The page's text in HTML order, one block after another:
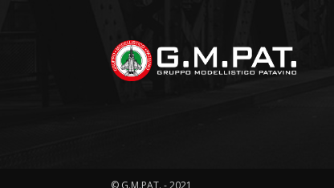
© G.M.PAT. - 2021